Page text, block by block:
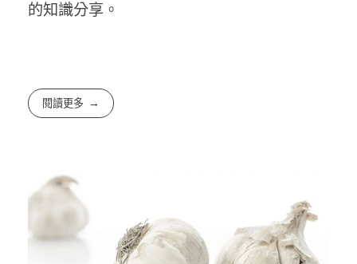
的知識分享。
閱讀更多